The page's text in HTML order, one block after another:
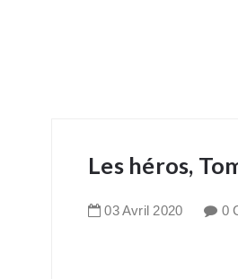
Les héros,
03Avril 2020 0